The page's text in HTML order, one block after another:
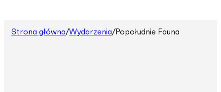
Strona główna/Wydarzenia/Popołudnie Fauna